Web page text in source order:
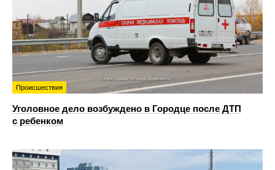
Происшествия
Уголовное дело возбуждено в Городце после ДТП
с ребенком